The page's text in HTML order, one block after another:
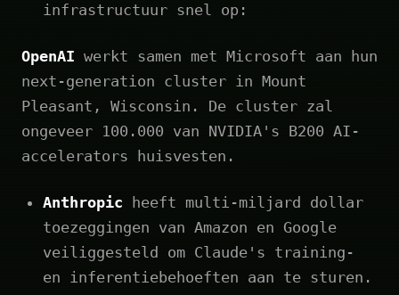
infrastructuur snel op:
OpenAI werkt samen met Microsoft aan hun
next-generation cluster in Mount
Pleasant, Wisconsin. De cluster zal
ongeveer 100.000 van NVIDIA's B200 AI-
accelerators huisvesten.
Anthropic heeft multi-miljard dollar
toezeggingen van Amazon en Google
veiliggesteld om Claude's training-
en inferentiebehoeften aan te sturen.